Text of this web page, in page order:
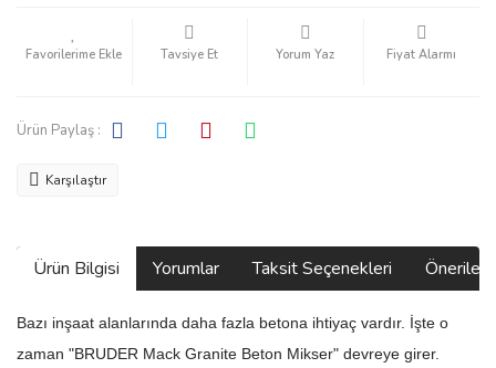
Tavsiye Et Yorum Yaz Fiyat Alarmı
Ürün Paylaş :
Karşılaştır
Ürün Bilgisi Yorumlar Taksit Seçenekleri
Bazı inşaat alanlarında daha fazla betona ihtiyaç vardır. İşte o
zaman "BRUDER Mack Granite Beton Mikser" devreye girer.